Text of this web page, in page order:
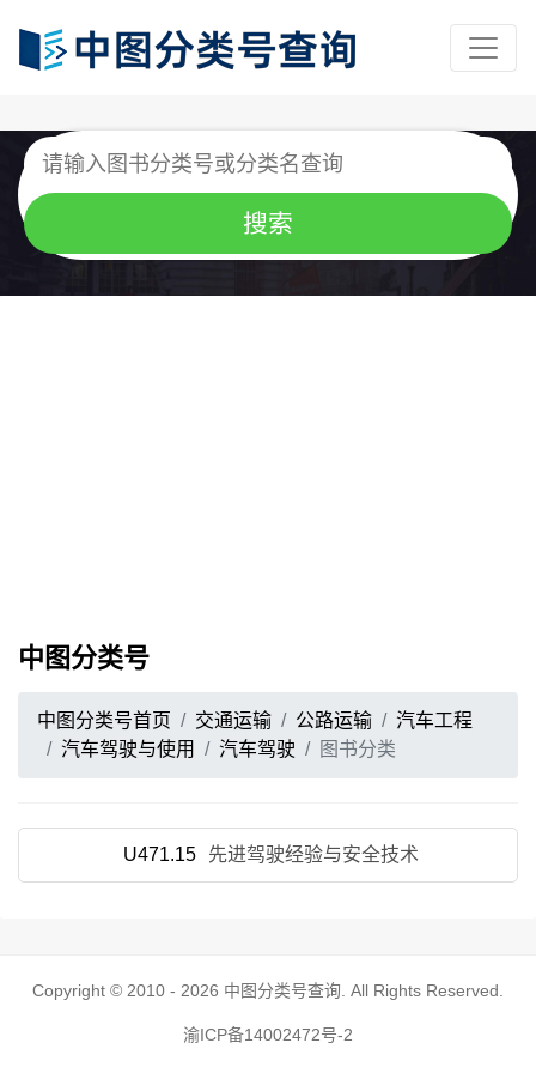
中图分类号
中图分类号首页 交通运输 公路运输
汽车工程
汽车驾驶与使用
汽车驾驶 图书分类
U471.15 先进驾驶经验与安全技术
Copyright © 2010 - 2026 中图分类号查询 . All Rights Reserved.
渝ICP备14002472号-2